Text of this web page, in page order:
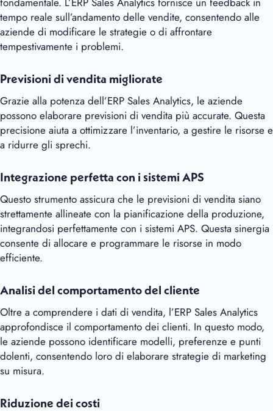
tempo reale sull’andamento delle vendite, consentendo alle
aziende di modificare le strategie o di affrontare
tempestivamente i problemi.
Previsioni di vendita migliorate
Grazie alla potenza dell’ERP Sales Analytics, le aziende
possono elaborare previsioni di vendita più accurate. Questa
precisione aiuta a ottimizzare l’inventario, a gestire le risorse e
a ridurre gli sprechi.
Integrazione perfetta con i sistemi APS
Questo strumento assicura che le previsioni di vendita siano
strettamente allineate con la pianificazione della produzione,
integrandosi perfettamente con i sistemi APS. Questa sinergia
consente di allocare e programmare le risorse in modo
efficiente.
Analisi del comportamento del cliente
Oltre a comprendere i dati di vendita, l’ERP Sales Analytics
approfondisce il comportamento dei clienti. In questo modo,
le aziende possono identificare modelli, preferenze e punti
dolenti, consentendo loro di elaborare strategie di marketing
su misura.
Riduzione dei costi